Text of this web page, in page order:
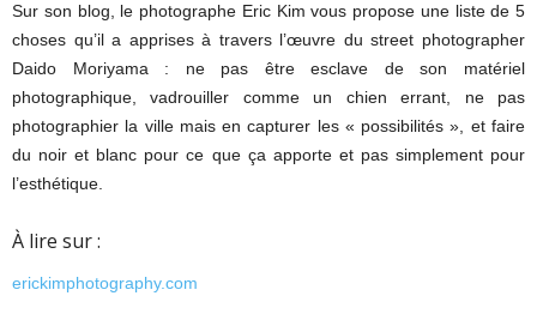
Sur son blog, le photographe Eric Kim vous propose une liste de 5
choses qu’il a apprises à travers l’œuvre du street photographer
Daido Moriyama : ne pas être esclave de son matériel
photographique, vadrouiller comme un chien errant, ne pas
photographier la ville mais en capturer les « possibilités », et faire
du noir et blanc pour ce que ça apporte et pas simplement pour
l’esthétique.
À lire sur :
erickimphotography.com